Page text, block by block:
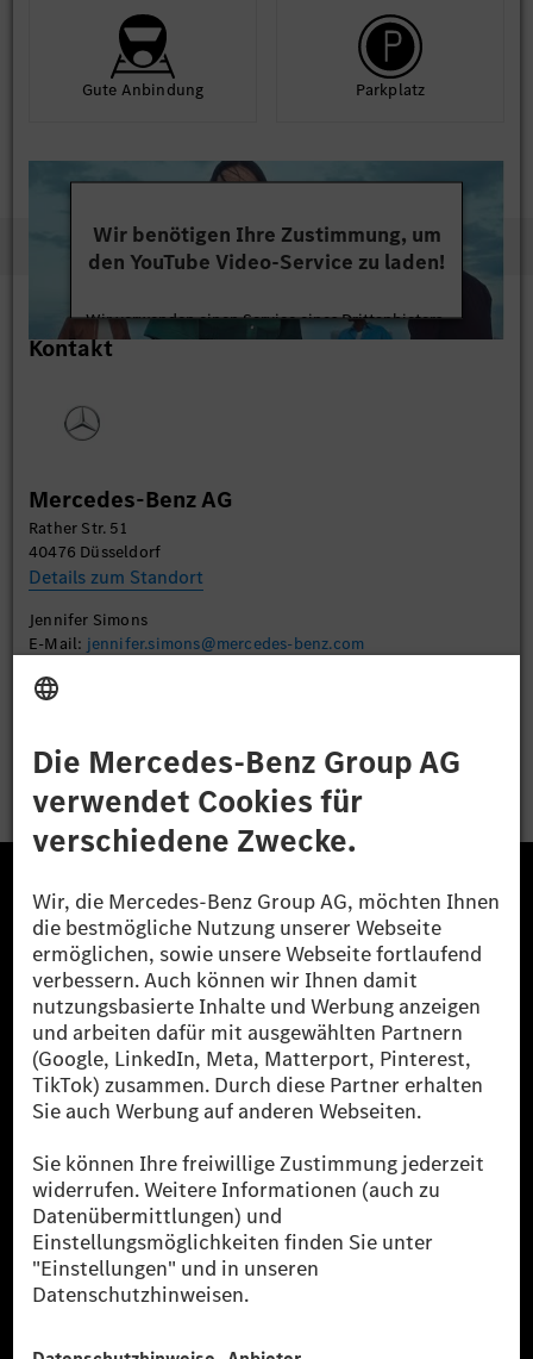
Gute An­bindung Park­platz
Wir benötigen Ihre Zustimmung, um
den YouTube Video-Service zu laden!
Wir verwenden einen Service eines Drittanbieters,
um Videoinhalte einzubetten. Dieser Service kann
Kontakt
Mercedes-Benz AG
Rather Str. 51
40476 Düsseldorf
Details zum Standort
Jennifer Simons
E-Mail: jennifer.simons@mercedes-benz.com
Bewerben
Die Mercedes-Benz Group.
Die Mercedes-Benz Group AG (ehemals Daimler AG)
ist eines der erfolgreichsten Automobilunternehmen
der Welt. Mit der Mercedes-Benz AG gehören wir zu
den größten Anbietern von Premium- und Luxus-Pkw
und Vans. Die Mercedes-Benz Mobility AG bietet
Finanzierung, Leasing, Fahrzeugabos und –miete,
Flottenmanagement, digitale Services rund um Laden
und Bezahlen, die Vermittlung von Versicherungen
sowie innovative Mobilitätsdienstleistungen an.
Mehr erfahren